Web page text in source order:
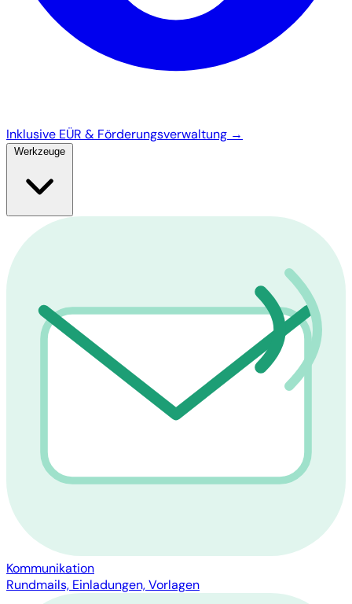
Inklusive EÜR & Förderungsverwaltung →
Werkzeuge
Kommunikation
Rundmails, Einladungen, Vorlagen